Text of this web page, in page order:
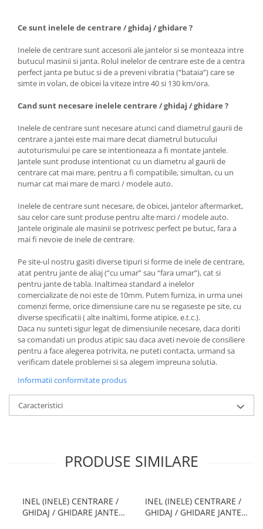
Ce sunt inelele de centrare / ghidaj / ghidare ?
Inelele de centrare sunt accesorii ale jantelor si se monteaza intre
butucul masinii si janta. Rolul inelelor de centrare este de a centra
perfect janta pe butuc si de a preveni vibratia (“bataia”) care se
simte in volan, de obicei la viteze intre 40 si 130 km/ora.
Cand sunt necesare inelele centrare / ghidaj / ghidare ?
Inelele de centrare sunt necesare atunci cand diametrul gaurii de
centrare a jantei este mai mare decat diametrul butucului
autoturismului pe care se intentioneaza a fi montate jantele.
Jantele sunt produse intentionat cu un diametru al gaurii de
centrare cat mai mare, pentru a fi compatibile, simultan, cu un
numar cat mai mare de marci / modele auto.
Inelele de centrare sunt necesare, de obicei, jantelor aftermarket,
sau celor care sunt produse pentru alte marci / modele auto.
Jantele originale ale masinii se potrivesc perfect pe butuc, fara a
mai fi nevoie de inele de centrare.
Pe site-ul nostru gasiti diverse tipuri si forme de inele de centrare,
atat pentru jante de aliaj (“cu umar” sau “fara umar”), cat si
pentru jante de tabla. Inaltimea standard a inelelor
comercializate de noi este de 10mm. Putem furniza, in urma unei
comenzi ferme, orice dimensiune care nu se regaseste pe site, cu
diverse specificatii ( alte inaltimi, forme atipice, e.t.c.).
Daca nu sunteti sigur legat de dimensiunile necesare, daca doriti
sa comandati un produs atipic sau daca aveti nevoie de consiliere
pentru a face alegerea potrivita, ne puteti contacta, urmand sa
verificam datele problemei si sa alegem impreuna solutia.
Informatii conformitate produs
Caracteristici
PRODUSE SIMILARE
INEL (INELE) CENTRARE /
GHIDAJ / GHIDARE JANTE
INEL (INELE) CENTRARE /
GHIDAJ / GHIDARE JANTE